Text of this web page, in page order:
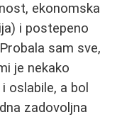
ekonomska
i postepeno
sam sve,
je nekako
oslabile, a bol
zadovoljna